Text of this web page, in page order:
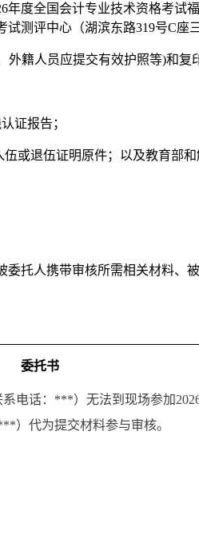
度全国会计专业技术资格考试
测评中心（湖滨东路319号C座
籍人员应提交有效护照等)和复
证报告；
或退伍证明原件；以及教育
托人携带审核所需相关材料
委托书
电话：***）无法到现场参加
）代为提交材料参与审核。